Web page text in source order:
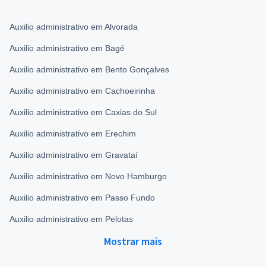
Auxilio administrativo em Alvorada
Auxilio administrativo em Bagé
Auxilio administrativo em Bento Gonçalves
Auxilio administrativo em Cachoeirinha
Auxilio administrativo em Caxias do Sul
Auxilio administrativo em Erechim
Auxilio administrativo em Gravataí
Auxilio administrativo em Novo Hamburgo
Auxilio administrativo em Passo Fundo
Auxilio administrativo em Pelotas
Mostrar mais